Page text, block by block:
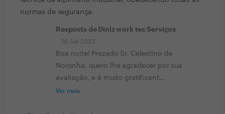
normas de segurança.
Resposta de Diniz work tec Serviços
26 Set 2023
Boa noite! Prezado Sr. Celestino de
Noronha, quero lhe agradecer por sua
avaliação, e é muito gratificant...
Ver mais